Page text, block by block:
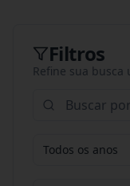
Filtros
Refine sua
Todos os anos